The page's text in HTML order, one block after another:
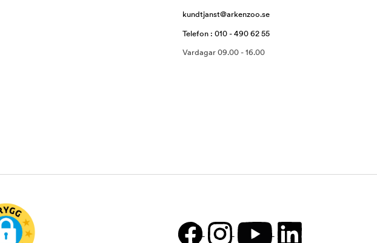
kundtjanst@arkenzoo.se
Telefon : 010 - 490 62 55
Vardagar 09.00 - 16.00